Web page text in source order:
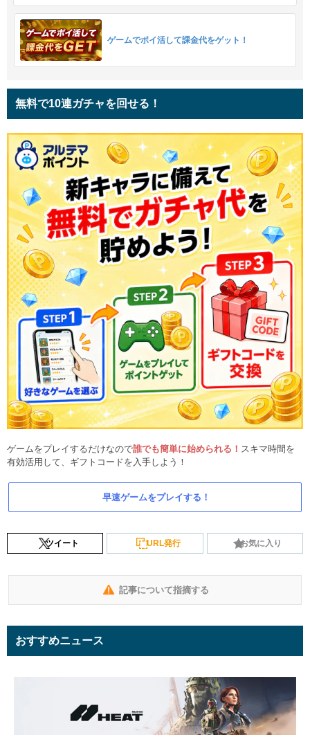
ゲームでポイ活して課金代をゲット！
無料で10連ガチャを回せる！
ゲームをプレイするだけなので誰でも簡単に始められる！ スキマ時間を
有効活用して、ギフトコードを入手しよう！
早速ゲームをプレイする！
ツイート URL発行 お気に入り
記事について指摘する
おすすめニュース